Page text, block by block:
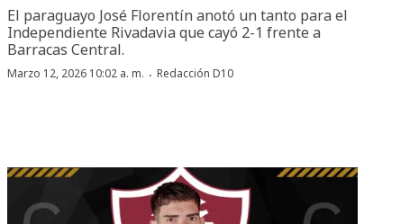
El paraguayo José Florentín anotó un tanto para el
Independiente Rivadavia que cayó 2-1 frente a
Barracas Central.
Marzo 12, 2026 10:02 a. m. · Redacción D10